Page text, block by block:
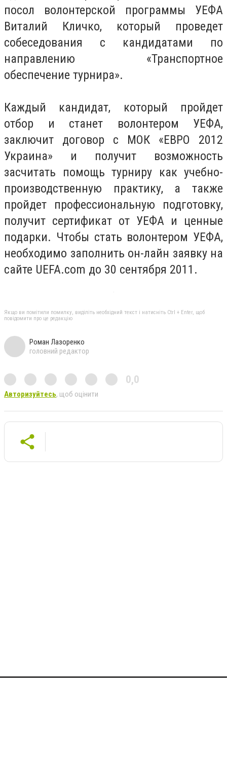
посол волонтерской программы УЕФА
Виталий Кличко, который проведет
собеседования с кандидатами по
направлению «Транспортное
обеспечение турнира».
Каждый кандидат, который пройдет
отбор и станет волонтером УЕФА,
заключит договор с МОК «ЕВРО 2012
Украина» и получит возможность
засчитать помощь турниру как учебно-
производственную практику, а также
пройдет профессиональную подготовку,
получит сертификат от УЕФА и ценные
подарки. Чтобы стать волонтером УЕФА,
необходимо заполнить он-лайн заявку на
сайте UEFA.com до 30 сентября 2011.
Якщо ви помітили помилку, виділіть необхідний текст і натисніть Ctrl + Enter, щоб
повідомити про це редакцію
Роман Лазоренко
головний редактор
0,0
Авторизуйтесь, щоб оцінити